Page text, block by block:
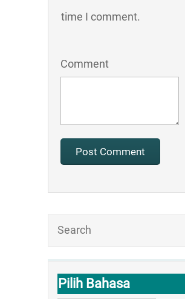
Pilih Bahasa
time I comment.
Comment